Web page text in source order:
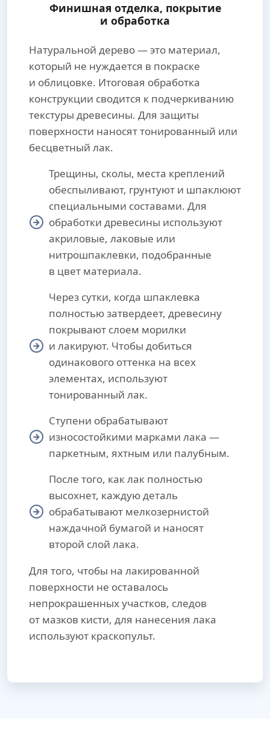
Финишная отделка, покрытие
и обработка
Натуральной дерево — это материал,
который не нуждается в покраске
и облицовке. Итоговая обработка
конструкции сводится к подчеркиванию
текстуры древесины. Для защиты
поверхности наносят тонированный или
бесцветный лак.
Трещины, сколы, места креплений
обеспыливают, грунтуют и шпаклюют
специальными составами. Для
обработки древесины используют
акриловые, лаковые или
нитрошпаклевки, подобранные
в цвет материала.
Через сутки, когда шпаклевка
полностью затвердеет, древесину
покрывают слоем морилки
и лакируют. Чтобы добиться
одинакового оттенка на всех
элементах, используют
тонированный лак.
Ступени обрабатывают
износостойкими марками лака —
паркетным, яхтным или палубным.
После того, как лак полностью
высохнет, каждую деталь
обрабатывают мелкозернистой
наждачной бумагой и наносят
второй слой лака.
Для того, чтобы на лакированной
поверхности не оставалось
непрокрашенных участков, следов
от мазков кисти, для нанесения лака
используют краскопульт.